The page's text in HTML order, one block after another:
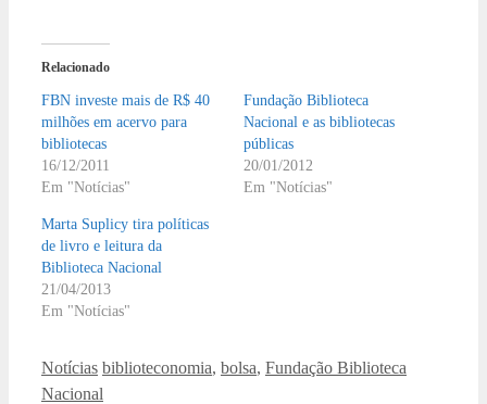
Relacionado
FBN investe mais de R$ 40
milhões em acervo para
bibliotecas
16/12/2011
Em "Notícias"
Fundação Biblioteca
Nacional e as bibliotecas
públicas
20/01/2012
Em "Notícias"
Marta Suplicy tira políticas
de livro e leitura da
Biblioteca Nacional
21/04/2013
Em "Notícias"
Categorias
Notícias Tags
biblioteconomia, bolsa, Fundação Biblioteca
Nacional